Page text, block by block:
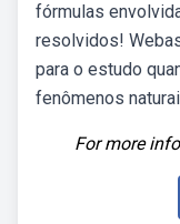
fórmulas
resolvidos!
para o estudo
fenômenos
For more